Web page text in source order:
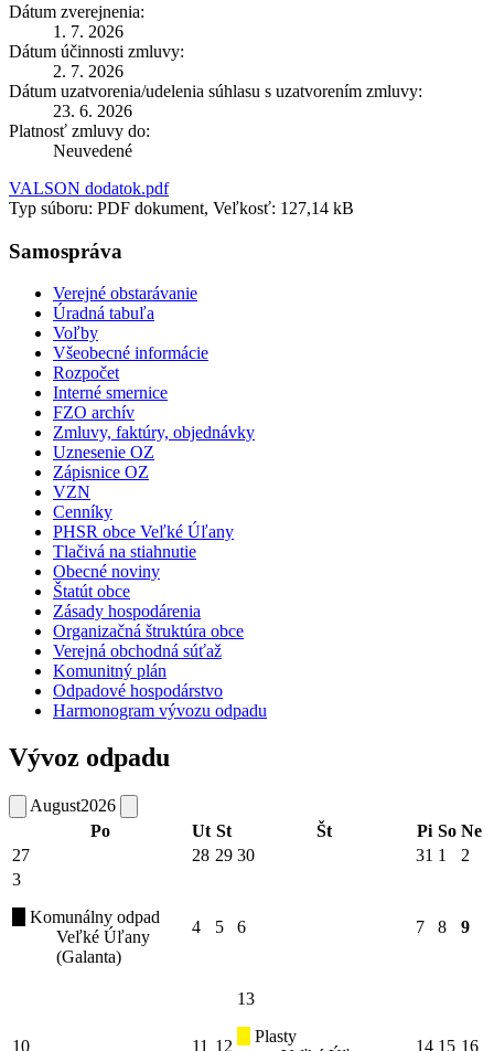
Dátum zverejnenia:
1. 7. 2026
Dátum účinnosti zmluvy:
2. 7. 2026
Dátum uzatvorenia/udelenia súhlasu s uzatvorením zmluvy:
23. 6. 2026
Platnosť zmluvy do:
Neuvedené
VALSON dodatok.pdf
Typ súboru: PDF dokument, Veľkosť: 127,14 kB
Samospráva
Verejné obstarávanie
Úradná tabuľa
Voľby
Všeobecné informácie
Rozpočet
Interné smernice
FZO archív
Zmluvy, faktúry, objednávky
Uznesenie OZ
Zápisnice OZ
VZN
Cenníky
PHSR obce Veľké Úľany
Tlačivá na stiahnutie
Obecné noviny
Štatút obce
Zásady hospodárenia
Organizačná štruktúra obce
Verejná obchodná súťaž
Komunitný plán
Odpadové hospodárstvo
Harmonogram vývozu odpadu
Vývoz odpadu
August2026
Po
Ut St Št Pi So Ne
27
28 29 30 31 1
2
3
Komunálny odpad
Veľké Úľany
(Galanta)
4 5 6 7 8 9
10 11 12
13
Plasty
14 15 16